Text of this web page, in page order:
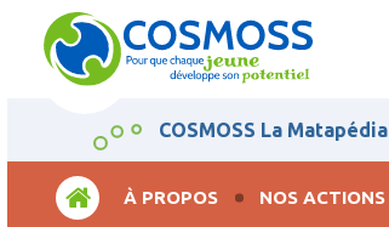
COSMOSS La Matapédia
ACCUEILÀ PROPOS NOS ACTIONS